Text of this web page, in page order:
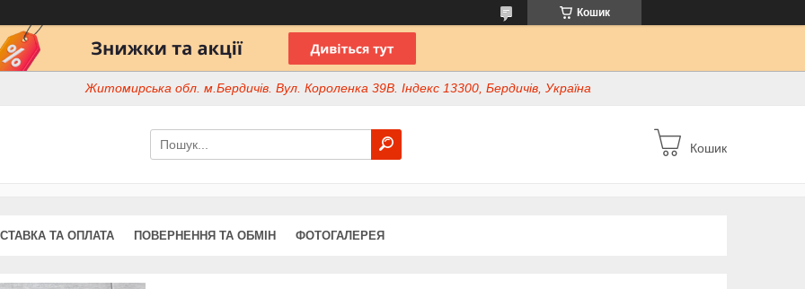
Кошик
Житомирська обл. м.Бердичів. Вул. Короленка 39В. Індекс 13300, Бердичів, Україна
Кошик
ТА ОПЛАТА ПОВЕРНЕННЯ ТА ОБМІН ФОТОГАЛЕРЕЯ